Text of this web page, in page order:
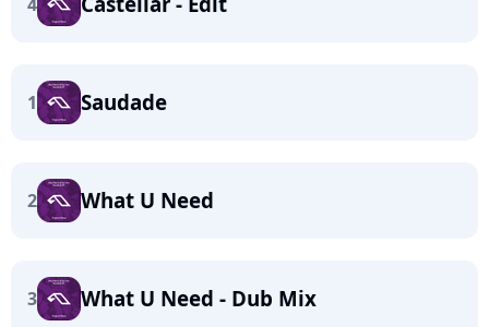
1 Saudade
2 What U Need
3 What U Need - Dub Mix